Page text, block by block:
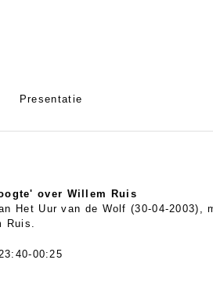
Presentatie
over Willem Ruis
Het Uur van de Wolf (30-04-2003),
Ruis.
00:25